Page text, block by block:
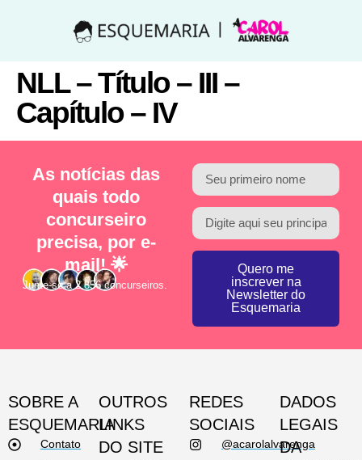
NLL – Título – III –
Capítulo – IV
As notícias das
quais todo
concurseiro
precisa, por e-
mail! 🌟
Junte-se a 2.856 concurseiros.
Quero me
inscrever na
Newsletter do
Esquemaria
SOBRE A
ESQUEMARIA
Contato
OUTROS
LINKS
DO SITE
REDES
SOCIAIS
@acarolalvarenga
DADOS
LEGAIS
DA